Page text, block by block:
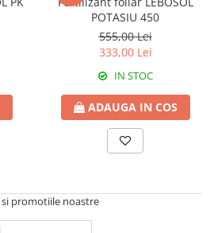
POTASIU 450
555,00 Lei
333,00 Lei
IN STOC
ADAUGA IN COS
promotiile noastre